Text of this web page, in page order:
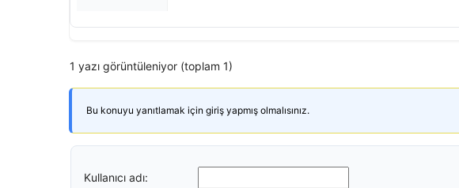
1 yazı görüntüleniyor (toplam 1)
Bu konuyu yanıtlamak için giriş yapmış olmalısınız.
Kullanıcı adı: